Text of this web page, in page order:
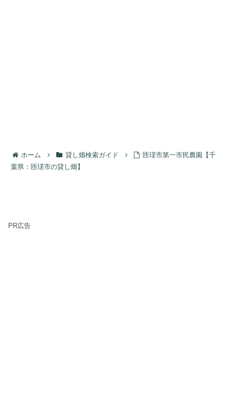
ホーム 貸し畑検索ガイド
匝瑳市第一市民農園【千
葉県：匝瑳市の貸し畑】
PR広告